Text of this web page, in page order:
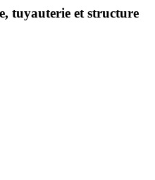
tuyauterie et structure